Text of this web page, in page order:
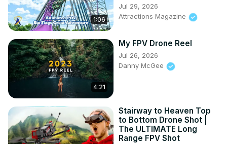
1:06
Jul 29, 2026
Attractions Magazine
4:21
My FPV Drone Reel
Jul 26, 2026
Danny McGee
Stairway to Heaven Top
to Bottom Drone Shot |
The ULTIMATE Long
Range FPV Shot